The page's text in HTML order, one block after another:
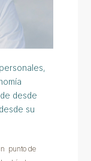
desde
su
punto de